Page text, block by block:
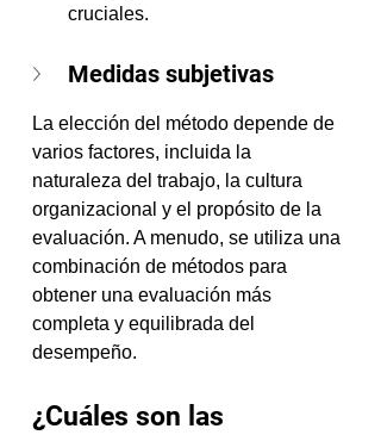
cruciales.
Medidas subjetivas
La elección del método depende de
varios factores, incluida la
naturaleza del trabajo, la cultura
organizacional y el propósito de la
evaluación. A menudo, se utiliza una
combinación de métodos para
obtener una evaluación más
completa y equilibrada del
desempeño.
¿Cuáles son las